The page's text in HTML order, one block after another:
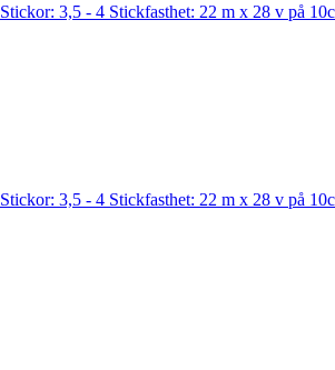
3,5 - 4 Stickfasthet: 22 m x 28 v på
3,5 - 4 Stickfasthet: 22 m x 28 v på